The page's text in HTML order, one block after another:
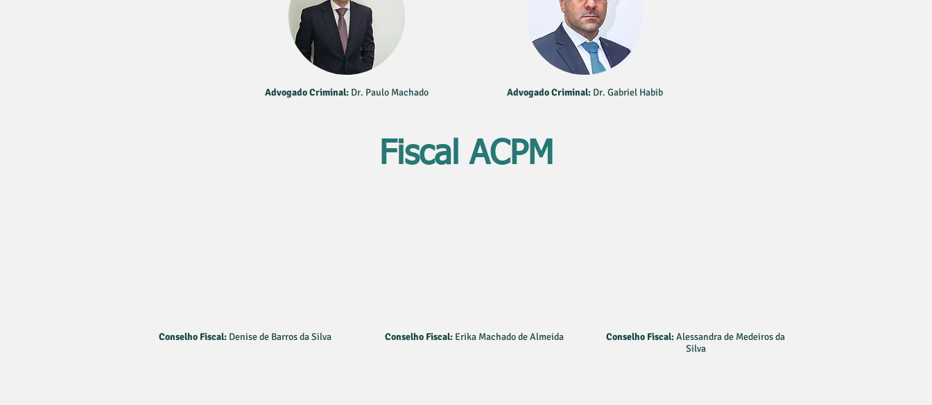
Advogado Criminal: Dr. Paulo Machado Advogado Criminal: Dr. Gabriel Habib
Fiscal ACPM
Conselho Fiscal: Denise de Barros da Silva Conselho Fiscal: Erika Machado de Almeida Conselho Fiscal:Alessandra de Medeiros da
Silva